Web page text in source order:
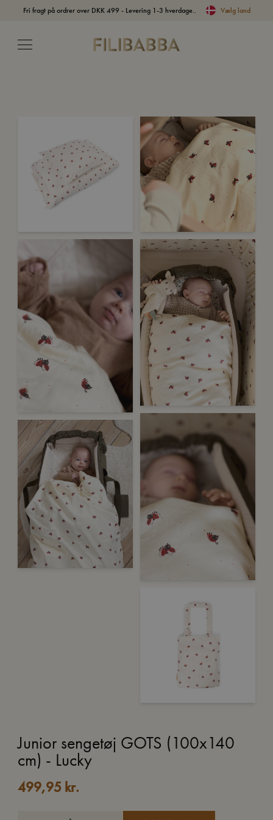
Fri fragt på ordrer over DKK 499 - Levering 1-3 hverdage.. Vælg land
Junior sengetøj GOTS (100x140
cm) - Lucky
499,95 kr.